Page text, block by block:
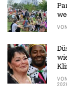
VON
VON